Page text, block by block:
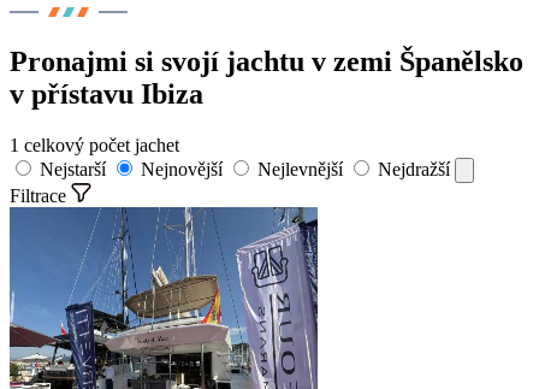
Pronajmi si svojí jachtu v zemi Španělsko
v přístavu Ibiza
1 celkový počet jachet
Nejstarší
Nejnovější Nejlevnější
Nejdražší
Filtrace